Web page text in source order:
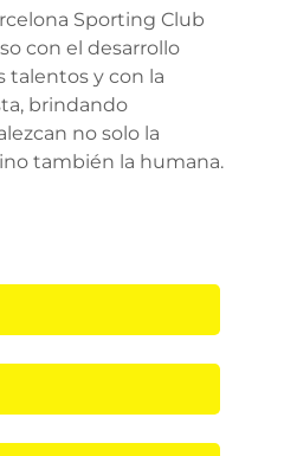
Sporting Club
con el desarrollo
talentos y con la
brindando
no solo la
también la humana.